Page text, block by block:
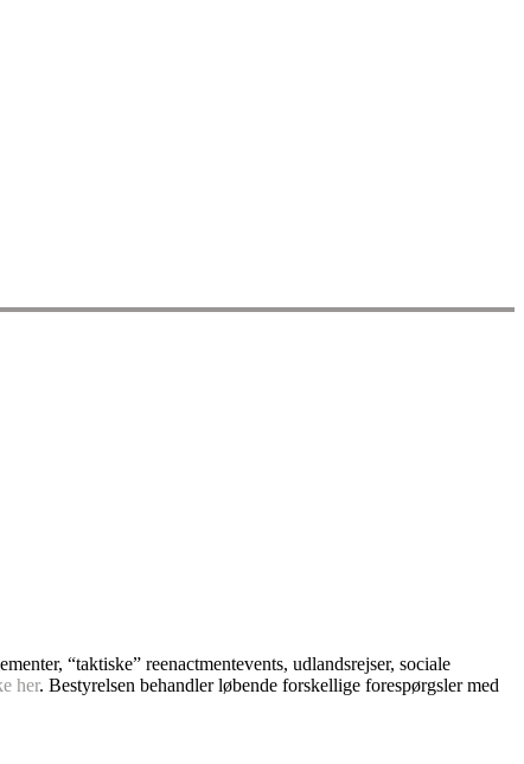
“taktiske” reenactmentevents, udlandsrejser, sociale
her. Bestyrelsen behandler løbende forskellige forespørgsler med